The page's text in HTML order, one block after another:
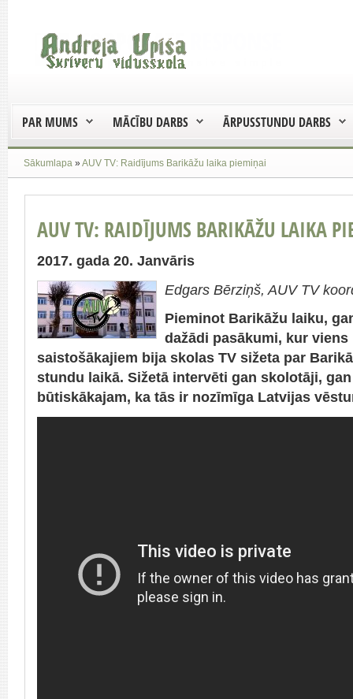
PAR MUMS MĀCĪBU DARBS ĀRPUSSTUNDU DARBS
Sākumlapa »AUV TV: Raidījums Barikāžu laika piemiņai
AUV TV: RAIDĪJUMS BARIKĀŽU LAIKA
2017. gada 20. Janvāris
Edgars Bērziņš, AUV TV
Pieminot Barikāžu laiku,
dažādi pasākumi, kur
saistošākajiem bija skolas TV sižeta par
stundu laikā. Sižetā intervēti gan skolotāji,
būtiskākajam, ka tās ir nozīmīga Latvijas